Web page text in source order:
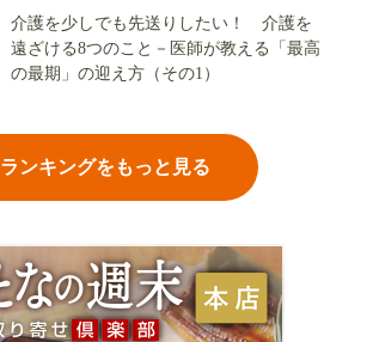
介護を少しでも先送りしたい！ 介護を
遠ざける8つのこと－医師が教える「最高
の最期」の迎え方（その1）
ランキングをもっと見る